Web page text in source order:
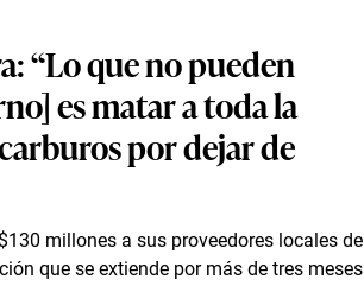
“Lo que no pueden
es matar a toda la
por dejar de
millones a sus proveedores locales de
que se extiende por más de tres meses